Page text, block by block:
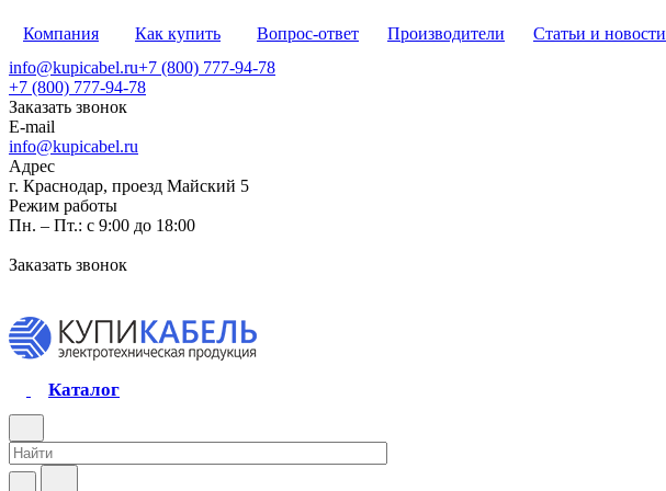
Компания Как купить Вопрос-ответ Производители Статьи и новости
info@kupicabel.ru+7 (800) 777-94-78
+7 (800) 777-94-78
Заказать звонок
E-mail
info@kupicabel.ru
Адрес
г. Краснодар, проезд Майский 5
Режим работы
Пн. – Пт.: с 9:00 до 18:00
Заказать звонок
Каталог